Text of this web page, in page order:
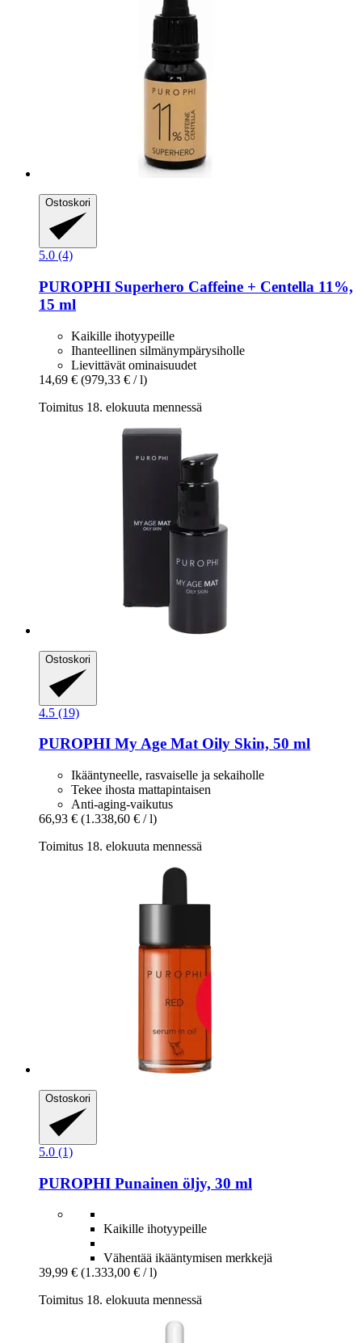
Ostoskori
5.0 (4)
PUROPHI Superhero Caffeine + Centella 11%,
15 ml
Kaikille ihotyypeille
Ihanteellinen silmänympärysiholle
Lievittävät ominaisuudet
14,69 € (979,33 € / l)
Toimitus 18. elokuuta mennessä
Ostoskori
4.5 (19)
PUROPHI My Age Mat Oily Skin, 50 ml
Ikääntyneelle, rasvaiselle ja sekaiholle
Tekee ihosta mattapintaisen
Anti-aging-vaikutus
66,93 € (1.338,60 € / l)
Toimitus 18. elokuuta mennessä
Ostoskori
5.0 (1)
PUROPHI Punainen öljy, 30 ml
Kaikille ihotyypeille
Vähentää ikääntymisen merkkejä
39,99 € (1.333,00 € / l)
Toimitus 18. elokuuta mennessä